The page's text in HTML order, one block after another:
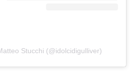
Stucchi (@idolcidigulliver)